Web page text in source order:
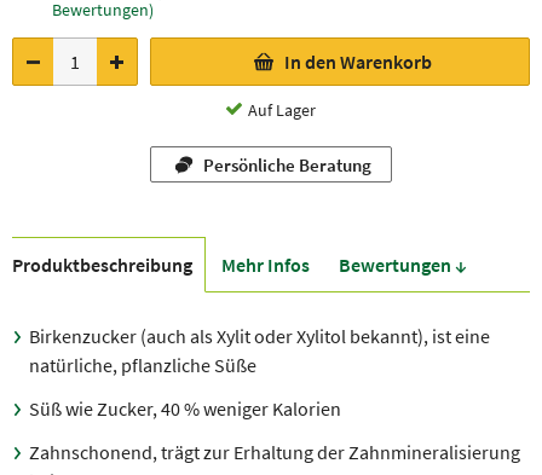
Bewertungen)
In den Warenkorb
Auf Lager
Persönliche Beratung
Produkt­beschreibung Mehr Infos Bewer­tungen ↓
Birkenzucker (auch als Xylit oder Xylitol bekannt), ist eine
natürliche, pflanzliche Süße
Süß wie Zucker, 40 % weniger Kalorien
Zahnschonend, trägt zur Erhaltung der Zahnmineralisierung